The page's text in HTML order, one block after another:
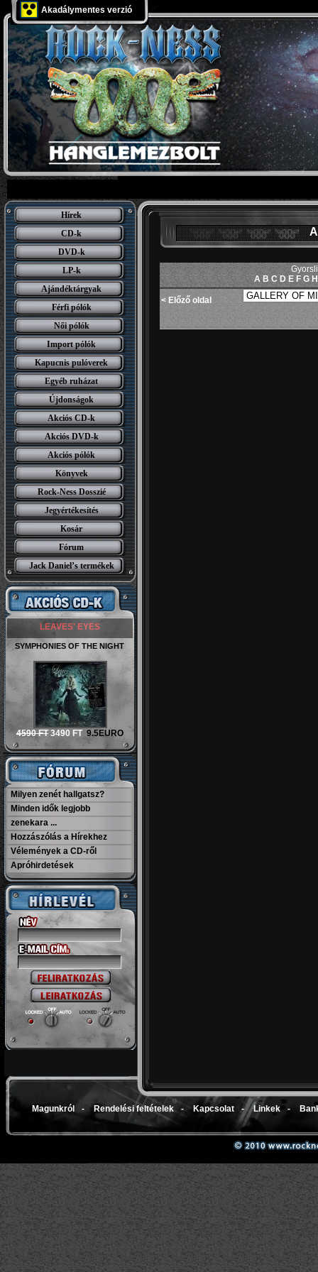
Akadálymentes verzió
Hírek
CD-k
DVD-k
LP-k
Ajándéktárgyak
Férfi pólók
Női pólók
Import pólók
Kapucnis pulóverek
Egyéb ruházat
Újdonságok
Akciós CD-k
Akciós DVD-k
Akciós pólók
Könyvek
Rock-Ness Dosszié
Jegyértékesítés
Kosár
Fórum
Jack Daniel’s termékek
LEAVES' EYES
SYMPHONIES OF THE NIGHT
4590 FT 3490 FT 9.5EURO
Milyen zenét hallgatsz?
Minden idők legjobb
zenekara ...
Hozzászólás a Hírekhez
Vélemények a CD-ről
Apróhirdetések
A B C D E F G H
< Előző oldal
Magunkról - Rendelési feltételek - Kapcsolat - Linkek -